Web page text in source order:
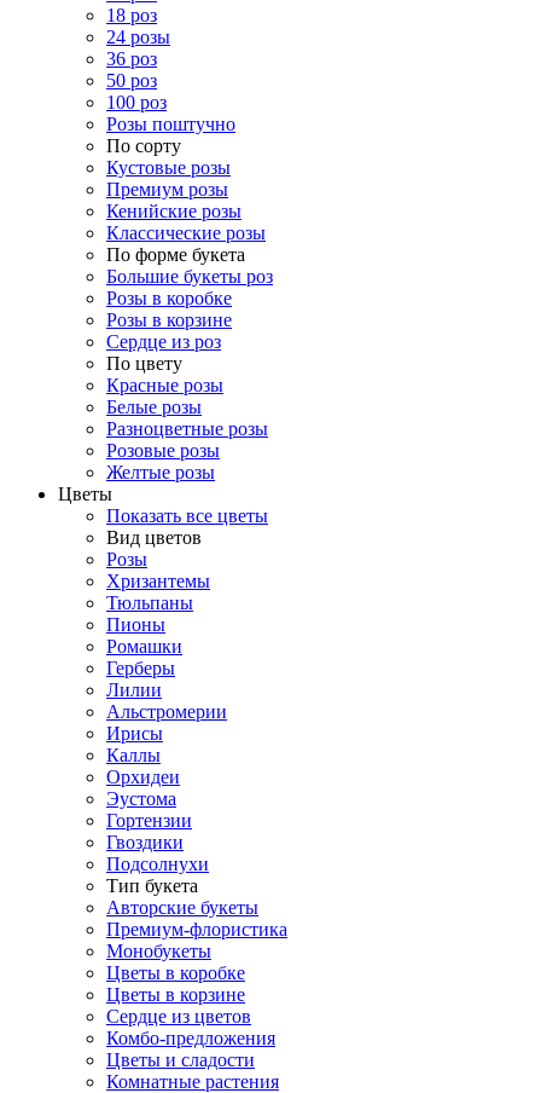
18 роз
24 розы
36 роз
50 роз
100 роз
Розы поштучно
По сорту
Кустовые розы
Премиум розы
Кенийские розы
Классические розы
По форме букета
Большие букеты роз
Розы в коробке
Розы в корзине
Сердце из роз
По цвету
Красные розы
Белые розы
Разноцветные розы
Розовые розы
Желтые розы
Цветы
Показать все цветы
Вид цветов
Розы
Хризантемы
Тюльпаны
Пионы
Ромашки
Герберы
Лилии
Альстромерии
Ирисы
Каллы
Орхидеи
Эустома
Гортензии
Гвоздики
Подсолнухи
Тип букета
Авторские букеты
Премиум-флористика
Монобукеты
Цветы в коробке
Цветы в корзине
Сердце из цветов
Комбо-предложения
Цветы и сладости
Комнатные растения